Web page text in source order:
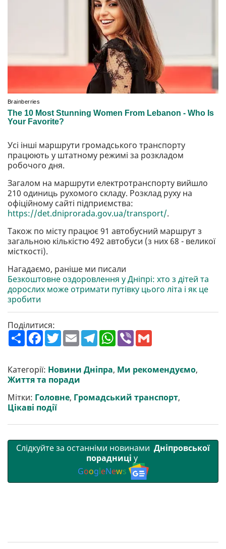
Усі інші маршрути громадського транспорту
працюють у штатному режимі за розкладом
робочого дня.
Загалом на маршрути електротранспорту вийшло
210 одиниць рухомого складу. Розклад руху на
офіційному сайті підприємства:
https://det.dniprorada.gov.ua/transport/.
Також по місту працює 91 автобусний маршрут з
загальною кількістю 492 автобуси (з них 68 - великої
місткості).
Нагадаємо, раніше ми писали
Безкоштовне оздоровлення у Дніпрі: хто з дітей та
дорослих може отримати путівку цього літа і як це
зробити
Поділитися:
П
о
р
и
т
F
a
b
o
o
T
w
t
e
r
E
m
l
T
e
g
r
W
h
s
A
V
r l
Категорії: Новини Дніпра, Ми рекомендуємо,
Життя та поради
Мітки: Головне, Громадський транспорт,
Цікаві події
Слідкуйте за останніми новинами Дніпровської
порадниці у
GoogleNews